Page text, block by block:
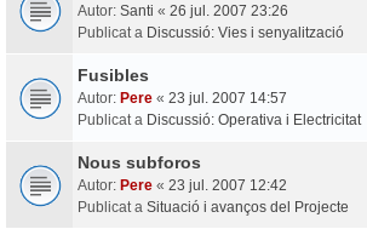
Autor: Santi « 26 jul. 2007 23:26
Publicat a Discussió: Vies i senyalització
Fusibles
Autor: Pere « 23 jul. 2007 14:57
Publicat a Discussió: Operativa i Electricitat
Nous subforos
Autor: Pere « 23 jul. 2007 12:42
Publicat a Situació i avanços del Projecte